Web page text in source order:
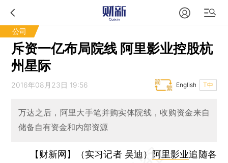
公司
斥资一亿布局院线 阿里影业控股杭
州星际
2016年08月23日 19:56 T中
English
万达之后，阿里大手笔并购实体院线，收购资金来自
储备自有资金和内部资源
【财新网】（实习记者 吴迪） 阿里影业追随各